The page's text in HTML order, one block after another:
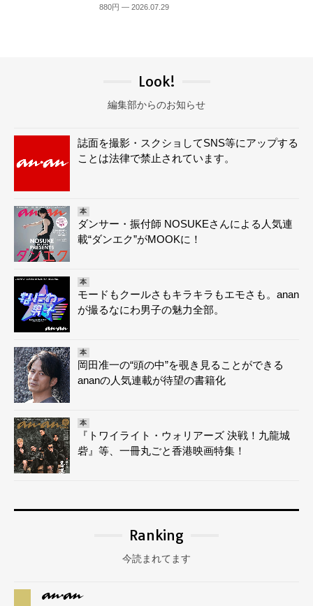
880円 — 2026.07.29
Look!
編集部からのお知らせ
誌面を撮影・スクショしてSNS等にアップする
ことは法律で禁止されています。
本
ダンサー・振付師 NOSUKEさんによる人気連
載“ダンエク”がMOOKに！
本
モードもクールさもキラキラもエモさも。anan
が撮るなにわ男子の魅力全部。
本
岡田准一の“頭の中”を覗き見ることができる
ananの人気連載が待望の書籍化
本
『トワイライト・ウォリアーズ 決戦！九龍城
砦』等、一冊丸ごと香港映画特集！
Ranking
今読まれてます